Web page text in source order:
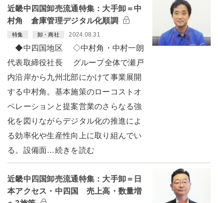
近畿中四国卸売流通特集：大手卸＝中
村角 倉庫管理デジタル化順調
特集 卸・商社 2024.08.31
◆中四国地区 ◇中村角・中村一朗
代表取締役社長 グループ全体で瀬戸
内沿岸から九州北部にかけて事業展開
する中村角。基本施策のローコストオ
ペレーションと提案営業のさらなる強
化を図りながらデジタル化の推進によ
る効率化や生産性向上に取り組んでい
る。設備面…続きを読む
近畿中四国卸売流通特集：大手卸＝日
本アクセス・中四国 売上高・数量増